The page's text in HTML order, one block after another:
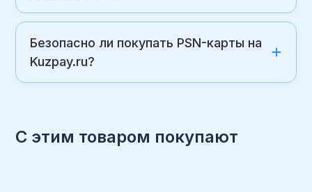
Безопасно ли покупать PSN-карты на
Kuzpay.ru?
С этим товаром покупают